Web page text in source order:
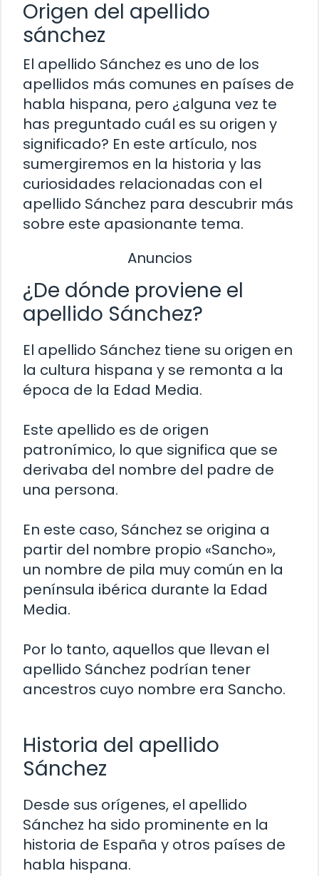
Origen del apellido
sánchez
El apellido Sánchez es uno de los
apellidos más comunes en países de
habla hispana, pero ¿alguna vez te
has preguntado cuál es su origen y
significado? En este artículo, nos
sumergiremos en la historia y las
curiosidades relacionadas con el
apellido Sánchez para descubrir más
sobre este apasionante tema.
Anuncios
¿De dónde proviene el
apellido Sánchez?
El apellido Sánchez tiene su origen en
la cultura hispana y se remonta a la
época de la Edad Media.
Este apellido es de origen
patronímico, lo que significa que se
derivaba del nombre del padre de
una persona.
En este caso, Sánchez se origina a
partir del nombre propio «Sancho»,
un nombre de pila muy común en la
península ibérica durante la Edad
Media.
Por lo tanto, aquellos que llevan el
apellido Sánchez podrían tener
ancestros cuyo nombre era Sancho.
Historia del apellido
Sánchez
Desde sus orígenes, el apellido
Sánchez ha sido prominente en la
historia de España y otros países de
habla hispana.